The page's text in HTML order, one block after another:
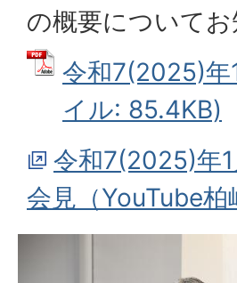
の概要について
令和7(2025)年
イル: 85.4KB)
令和7(2025)年
会見（YouTube